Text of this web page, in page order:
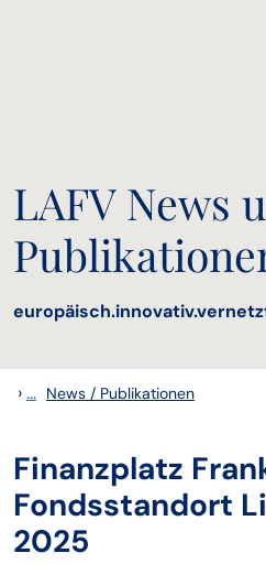
LAFV News
›... News / Publikationen
Finanzplatz
Fondsstandort
2025